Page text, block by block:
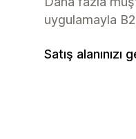
uygulamayla
Satış alanınızı